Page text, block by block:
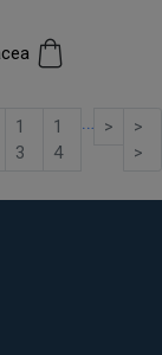
1
3
1
4
… >
>
>